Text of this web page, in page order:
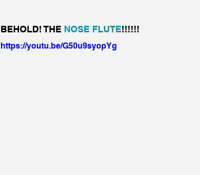
BEHOLD! THE NOSE FLUTE!!!!!!
https://youtu.be/G50u9syopYg